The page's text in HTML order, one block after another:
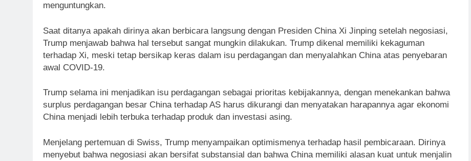
menguntungkan.
Saat ditanya apakah dirinya akan berbicara langsung dengan Presiden China Xi Jinping setelah negosiasi,
Trump menjawab bahwa hal tersebut sangat mungkin dilakukan. Trump dikenal memiliki kekaguman
terhadap Xi, meski tetap bersikap keras dalam isu perdagangan dan menyalahkan China atas penyebaran
awal COVID-19.
Trump selama ini menjadikan isu perdagangan sebagai prioritas kebijakannya, dengan menekankan bahwa
surplus perdagangan besar China terhadap AS harus dikurangi dan menyatakan harapannya agar ekonomi
China menjadi lebih terbuka terhadap produk dan investasi asing.
Menjelang pertemuan di Swiss, Trump menyampaikan optimismenya terhadap hasil pembicaraan. Dirinya
menyebut bahwa negosiasi akan bersifat substansial dan bahwa China memiliki alasan kuat untuk menjalin